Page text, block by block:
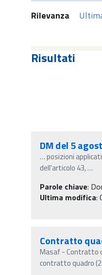
Rilevanza
Risultati
DM del 5
…posizioni
dell'articolo 43,…
Parole chiave:
Ultima modifica:
Contratto
Masaf - Contratto
contratto quadro